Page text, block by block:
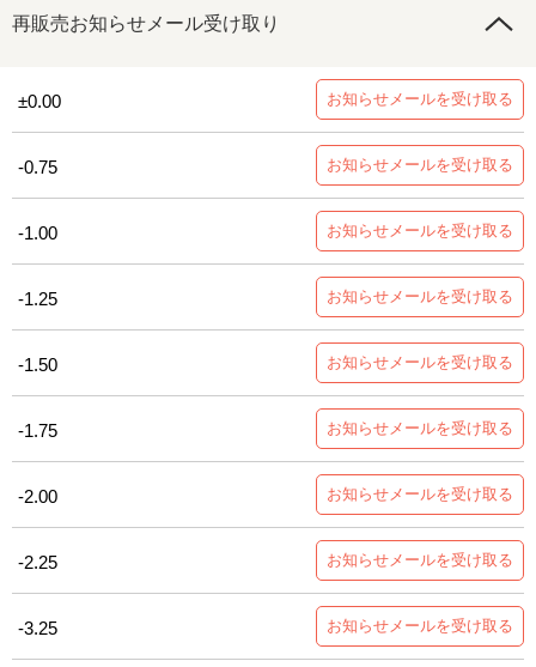
再販売お知らせメール受け取り
±0.00 お知らせメールを受け取る
-0.75 お知らせメールを受け取る
-1.00 お知らせメールを受け取る
-1.25 お知らせメールを受け取る
-1.50 お知らせメールを受け取る
-1.75 お知らせメールを受け取る
-2.00 お知らせメールを受け取る
-2.25 お知らせメールを受け取る
-3.25 お知らせメールを受け取る